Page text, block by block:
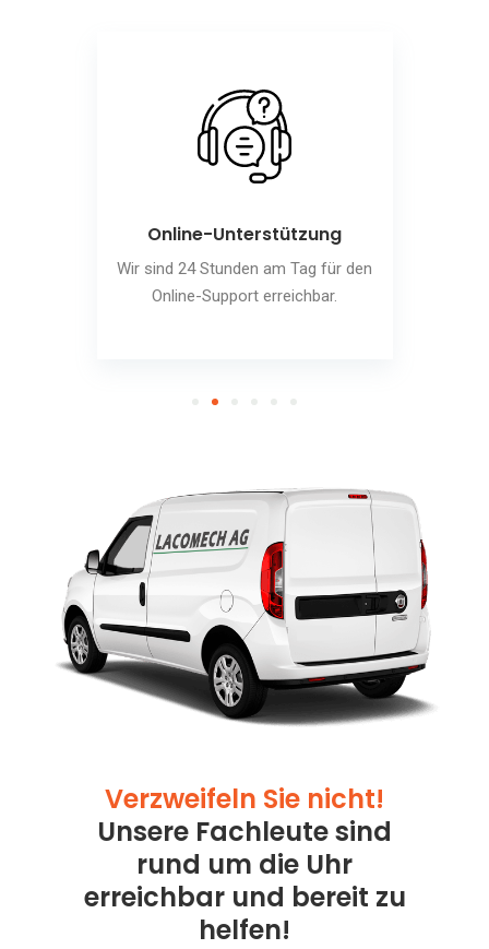
Online-Unterstützung
Wir sind 24 Stunden am Tag für den
Online-Support erreichbar.
Verzweifeln Sie nicht!
Unsere Fachleute sind
rund um die Uhr
erreichbar und bereit zu
helfen!